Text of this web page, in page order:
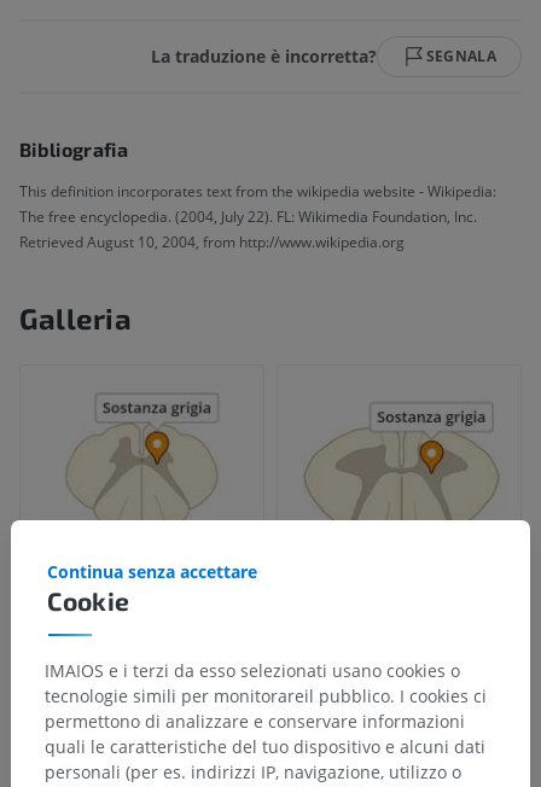
La traduzione è incorretta? SEGNALA
Bibliografia
This definition incorporates text from the wikipedia website - Wikipedia:
The free encyclopedia. (2004, July 22). FL: Wikimedia Foundation, Inc.
Retrieved August 10, 2004, from http://www.wikipedia.org
Galleria
Cookie
Continua senza accettare
IMAIOS e i terzi da esso selezionati usano cookies o
tecnologie simili per monitorareil pubblico. I cookies ci
permettono di analizzare e conservare informazioni
quali le caratteristiche del tuo dispositivo e alcuni dati
personali (per es. indirizzi IP, navigazione, utilizzo o